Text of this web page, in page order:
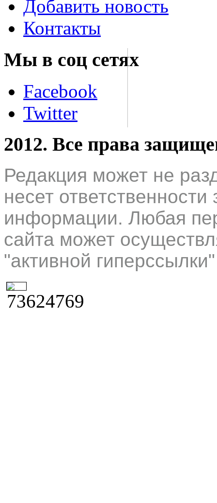
Добавить новость
Контакты
Мы в соц сетях
Facebook
Twitter
2012. Все права
Редакция может не
несет
информации. Любая
сайта может
"активной